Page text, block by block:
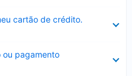
cartão de crédito.
ou pagamento